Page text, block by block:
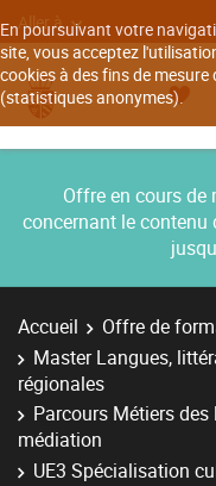
En poursuivant votre
site, vous acceptez
cookies à des fins de mesure
(statistiques anonymes).
Aller à
Offre en cours
concernant le contenu
Accueil Offre de
Master Langues,
régionales
Parcours Métiers
médiation
UE3 Spécialisation